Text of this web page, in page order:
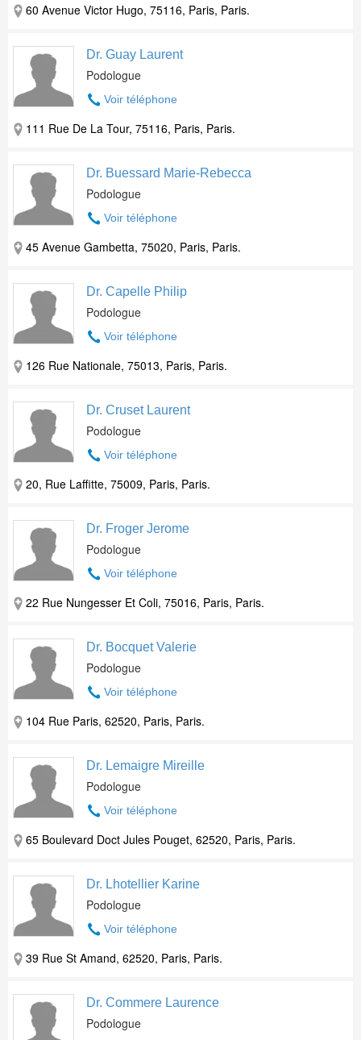
60 Avenue Victor Hugo, 75116, Paris, Paris.
Dr. Guay Laurent
Podologue
Voir téléphone
111 Rue De La Tour, 75116, Paris, Paris.
Dr. Buessard Marie-Rebecca
Podologue
Voir téléphone
45 Avenue Gambetta, 75020, Paris, Paris.
Dr. Capelle Philip
Podologue
Voir téléphone
126 Rue Nationale, 75013, Paris, Paris.
Dr. Cruset Laurent
Podologue
Voir téléphone
20, Rue Laffitte, 75009, Paris, Paris.
Dr. Froger Jerome
Podologue
Voir téléphone
22 Rue Nungesser Et Coli, 75016, Paris, Paris.
Dr. Bocquet Valerie
Podologue
Voir téléphone
104 Rue Paris, 62520, Paris, Paris.
Dr. Lemaigre Mireille
Podologue
Voir téléphone
65 Boulevard Doct Jules Pouget, 62520, Paris, Paris.
Dr. Lhotellier Karine
Podologue
Voir téléphone
39 Rue St Amand, 62520, Paris, Paris.
Dr. Commere Laurence
Podologue